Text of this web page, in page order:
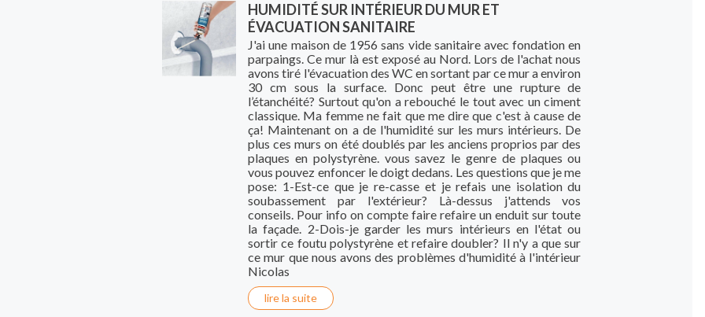
HUMIDITÉ SUR INTÉRIEUR DU MUR ET
ÉVACUATION SANITAIRE
J'ai une maison de 1956 sans vide sanitaire avec fondation en
parpaings. Ce mur là est exposé au Nord. Lors de l'achat nous
avons tiré l'évacuation des WC en sortant par ce mur a environ
30 cm sous la surface. Donc peut être une rupture de
l’étanchéité? Surtout qu'on a rebouché le tout avec un ciment
classique. Ma femme ne fait que me dire que c'est à cause de
ça! Maintenant on a de l'humidité sur les murs intérieurs. De
plus ces murs on été doublés par les anciens proprios par des
plaques en polystyrène. vous savez le genre de plaques ou
vous pouvez enfoncer le doigt dedans. Les questions que je me
pose: 1-Est-ce que je re-casse et je refais une isolation du
soubassement par l'extérieur? Là-dessus j'attends vos
conseils. Pour info on compte faire refaire un enduit sur toute
la façade. 2-Dois-je garder les murs intérieurs en l'état ou
sortir ce foutu polystyrène et refaire doubler? Il n'y a que sur
ce mur que nous avons des problèmes d'humidité à l'intérieur
Nicolas
lire la suite